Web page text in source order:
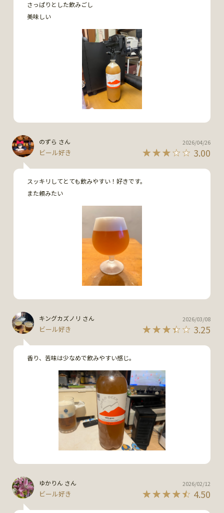
さっぱりとした飲みごし
美味しい
のずら さん
ビール好き 3.00
2026/04/26
スッキリしてとても飲みやすい！好きです。
また頼みたい
キングカズノリ さん
ビール好き 3.25
2026/03/08
香り、苦味は少なめで飲みやすい感じ。
ゆかりん さん
ビール好き 4.50
2026/02/12